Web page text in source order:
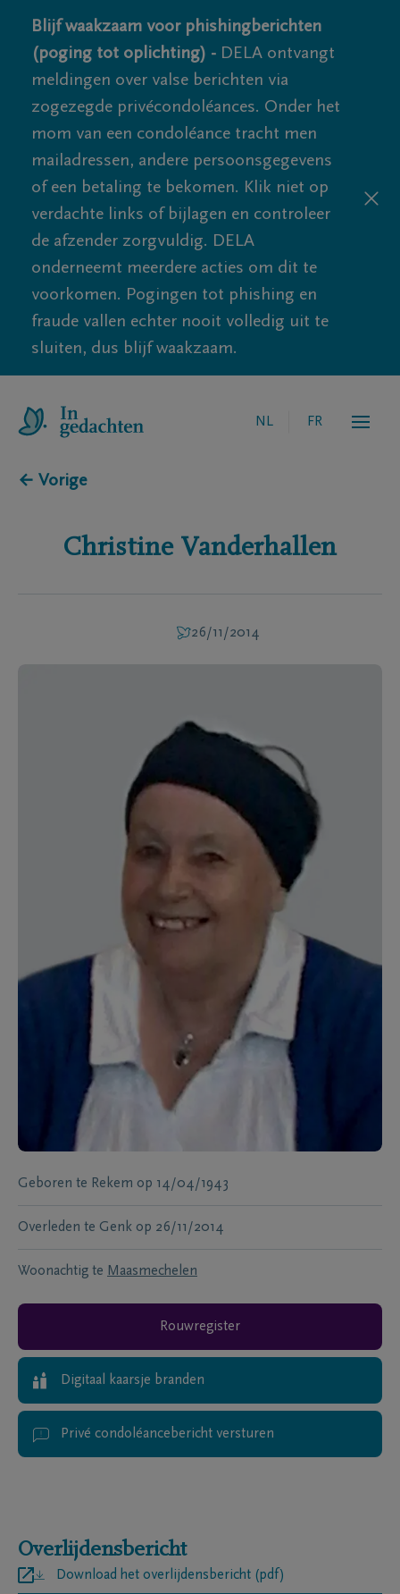
Blijf waakzaam voor phishingberichten
(poging tot oplichting) - DELA ontvangt
meldingen over valse berichten via
zogezegde privécondoléances. Onder het
mom van een condoléance tracht men
mailadressen, andere persoonsgegevens
of een betaling te bekomen. Klik niet op
verdachte links of bijlagen en controleer
de afzender zorgvuldig. DELA
onderneemt meerdere acties om dit te
voorkomen. Pogingen tot phishing en
fraude vallen echter nooit volledig uit te
sluiten, dus blijf waakzaam.
NL FR
← Vorige
Christine Vanderhallen
26/11/2014
Geboren te Rekem op 14/04/1943
Overleden te Genk op 26/11/2014
Woonachtig te Maasmechelen
Rouwregister
Digitaal kaarsje branden
Privé condoléancebericht versturen
Overlijdensbericht
Download het overlijdensbericht (pdf)